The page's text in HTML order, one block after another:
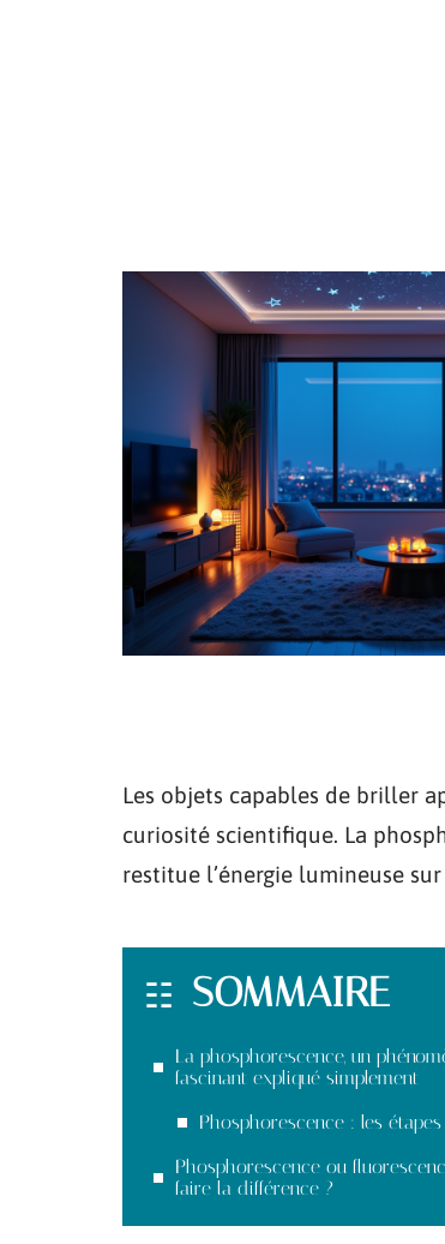
Les objets capables de briller
curiosité scientifique. La
restitue l’énergie lumineuse
SOMMAIRE
La phosphorescence, un
fascinant expliqué simplement
Phosphorescence : les
Phosphorescence ou
faire la différence ?